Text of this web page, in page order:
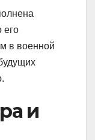
его
в военной
и